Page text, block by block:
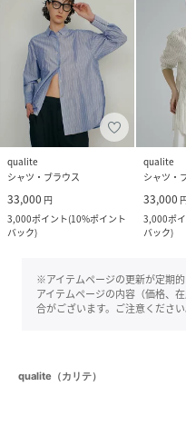
qualite
シャツ・ブラウス
33,000 円
3,000ポイント(10%ポイント
バック)
qualite
シャツ・
33,000
3,000ポ
バック)
※アイテムページの更新が定期
アイテムページの内容（価格、
合がございます。ご注意ください
qualite（カリテ）